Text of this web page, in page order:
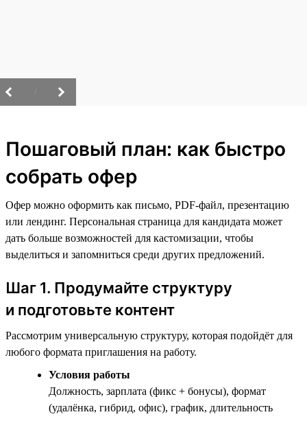
Пошаговый план: как быстро
собрать офер
Офер можно оформить как письмо, PDF-файл, презентацию
или лендинг. Персональная страница для кандидата может
дать больше возможностей для кастомизации, чтобы
выделиться и запомниться среди других предложений.
Шаг 1. Продумайте структуру
и подготовьте контент
Рассмотрим универсальную структуру, которая подойдёт для
любого формата приглашения на работу.
Условия работы
Должность, зарплата (фикс + бонусы), формат
(удалёнка, гибрид, офис), график, длительность